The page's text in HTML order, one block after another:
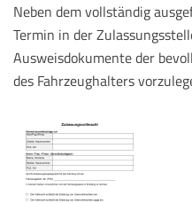
Neben dem vollständig
Termin in der
Ausweisdokumente der
des Fahrzeughalters